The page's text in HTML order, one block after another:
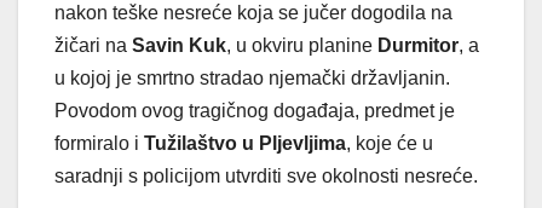
nakon teške nesreće koja se jučer dogodila na
žičari na Savin Kuk, u okviru planine Durmitor, a
u kojoj je smrtno stradao njemački državljanin.
Povodom ovog tragičnog događaja, predmet je
formiralo i Tužilaštvo u Pljevljima, koje će u
saradnji s policijom utvrditi sve okolnosti nesreće.